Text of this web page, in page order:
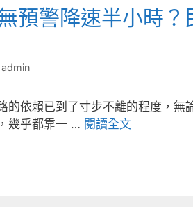
預警降速半小時
admin
的依賴已到了寸步不離的程度，無
幾乎都靠一 … 閱讀全文